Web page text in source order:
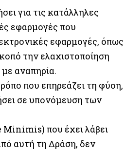
για τις κατάλληλες
εφαρμογές που
εφαρμογές, όπως
την ελαχιστοποίηση
αναπηρία.
που επηρεάζει τη φύση,
σε υπονόμευση των
Minimis) που έχει λάβει
αυτή τη Δράση, δεν